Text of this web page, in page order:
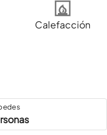
Calefacción